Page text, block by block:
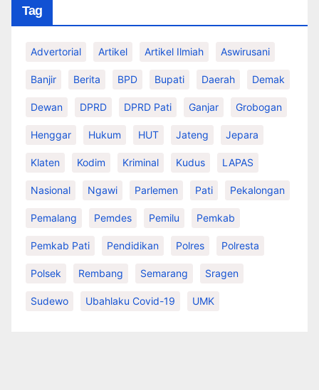
Tag
Advertorial Artikel Artikel Ilmiah Aswirusani
Banjir Berita BPD Bupati Daerah Demak
Dewan DPRD DPRD Pati Ganjar Grobogan
Henggar Hukum HUT Jateng Jepara
Klaten Kodim Kriminal Kudus LAPAS
Nasional Ngawi Parlemen Pati Pekalongan
Pemalang Pemdes Pemilu Pemkab
Pemkab Pati Pendidikan Polres Polresta
Polsek Rembang Semarang Sragen
Sudewo Ubahlaku Covid-19 UMK